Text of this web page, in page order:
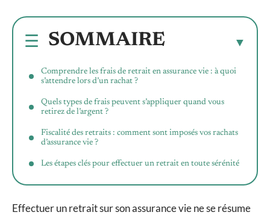
SOMMAIRE
Comprendre les frais de retrait en assurance vie : à quoi
s’attendre lors d’un rachat ?
Quels types de frais peuvent s’appliquer quand vous
retirez de l’argent ?
Fiscalité des retraits : comment sont imposés vos rachats
d’assurance vie ?
Les étapes clés pour effectuer un retrait en toute sérénité
Effectuer un retrait sur son assurance vie ne se résume